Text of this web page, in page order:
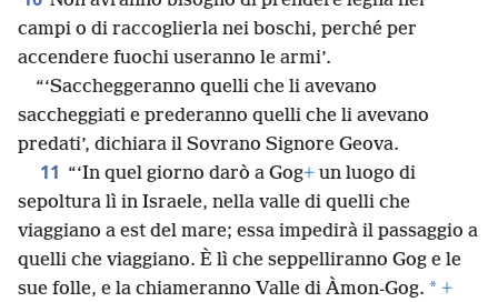
campi o di raccoglierla nei boschi, perché per
accendere fuochi useranno le armi’.
“‘Saccheggeranno quelli che li avevano
saccheggiati e prederanno quelli che li avevano
predati’, dichiara il Sovrano Signore Geova.
11 “‘In quel giorno darò a Gog+ un luogo di
sepoltura lì in Israele, nella valle di quelli che
viaggiano a est del mare; essa impedirà il passaggio a
quelli che viaggiano. È lì che seppelliranno Gog e le
sue folle, e la chiameranno Valle di Àmon-Gog. * +